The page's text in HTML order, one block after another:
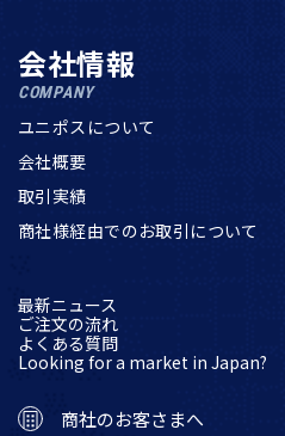
会社情報
COMPANY
ユニポスについて
会社概要
取引実績
商社様経由でのお取引について
最新ニュース
ご注文の流れ
よくある質問
Looking for a market in Japan?
商社のお客さまへ